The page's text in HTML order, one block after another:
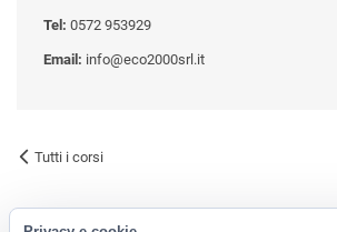
Tel: 0572 953929
Email: info@eco2000srl.it
Tutti i corsi